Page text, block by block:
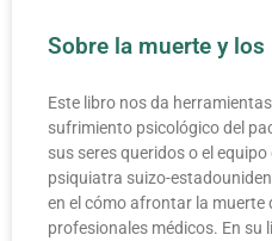
Sobre la muerte y
Este libro nos da
sufrimiento psicológico del
sus seres queridos o el
psiquiatra suizo-
en el cómo afrontar la muerte
profesionales médicos. En su